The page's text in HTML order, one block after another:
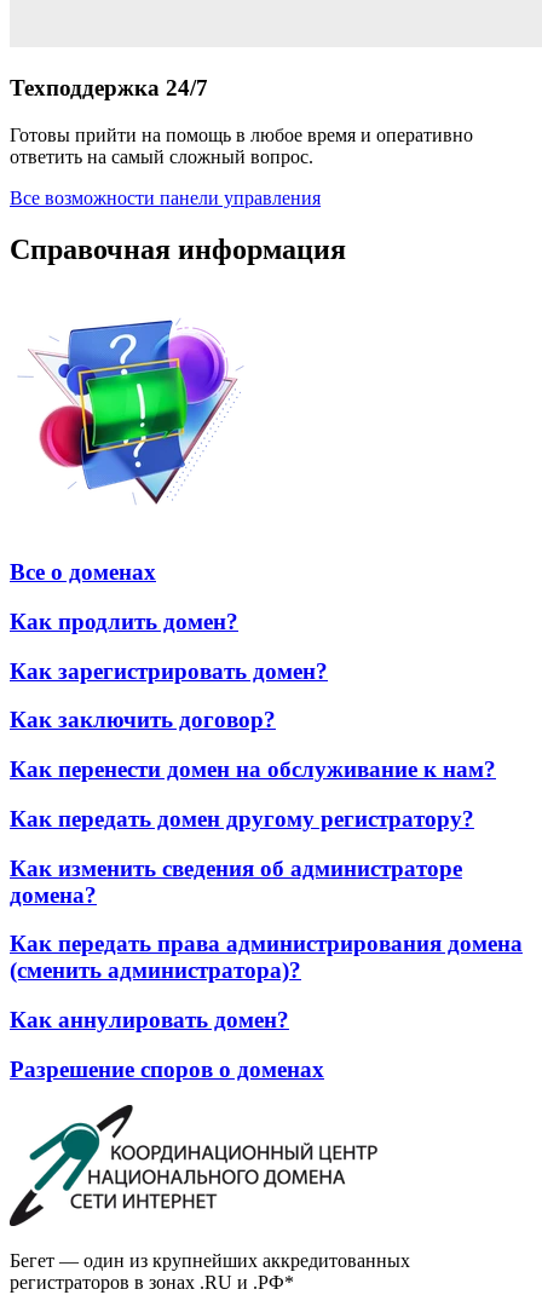
Техподдержка 24/7
Готовы прийти на помощь в любое время и оперативно
ответить на самый сложный вопрос.
Все возможности панели управления
Справочная информация
Все о доменах
Как продлить домен?
Как зарегистрировать домен?
Как заключить договор?
Как перенести домен на обслуживание к нам?
Как передать домен другому регистратору?
Как изменить сведения об администраторе
домена?
Как передать права администрирования домена
(сменить администратора)?
Как аннулировать домен?
Разрешение споров о доменах
Бегет — один из крупнейших аккредитованных
регистраторов в зонах .RU и .РФ*